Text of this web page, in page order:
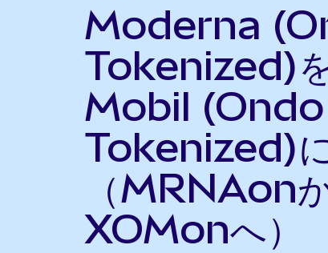
Moderna
Tokenized)
Mobil (Ondo
Tokenized)
（MRNAon
XOMonへ）